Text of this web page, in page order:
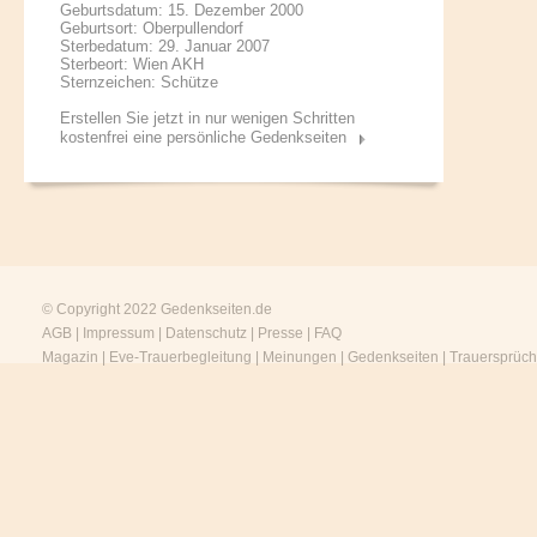
Geburtsdatum: 15. Dezember 2000
Geburtsort: Oberpullendorf
Sterbedatum: 29. Januar 2007
Sterbeort: Wien AKH
Sternzeichen: Schütze
Erstellen Sie jetzt in nur wenigen Schritten
kostenfrei eine persönliche Gedenkseiten
© Copyright 2022 Gedenkseiten.de
AGB
Impressum Datenschutz Presse
FAQ
Magazin
Eve-Trauerbegleitung Meinungen Gedenkseiten